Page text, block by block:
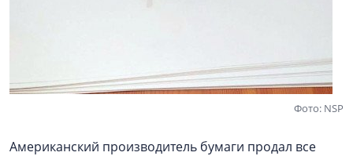
Фото: NSP
Американский производитель бумаги продал все